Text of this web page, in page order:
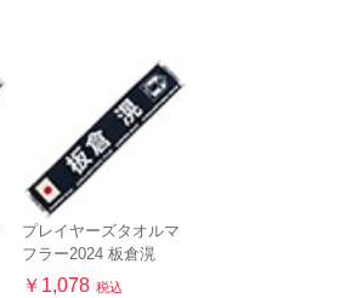
プレイヤーズタオルマ
フラー2024 板倉滉
￥1,078 税込